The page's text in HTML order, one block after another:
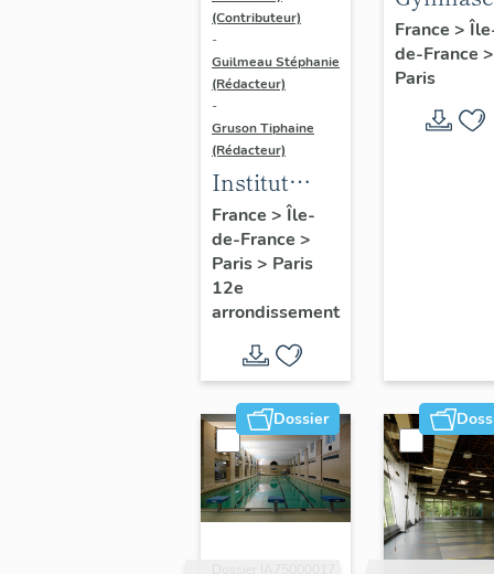
(Contributeur)
-
Guilmeau Stéphanie
(Rédacteur)
-
Gruson Tiphaine
(Rédacteur)
Institut
national du
sport, de
l'expertise
et de la
performance
(INSEP)
France > Île-
de-France >
Paris> Paris
12e
arrondissement
gymnase
Jean-
France >
de-France >
Paris
Dossier